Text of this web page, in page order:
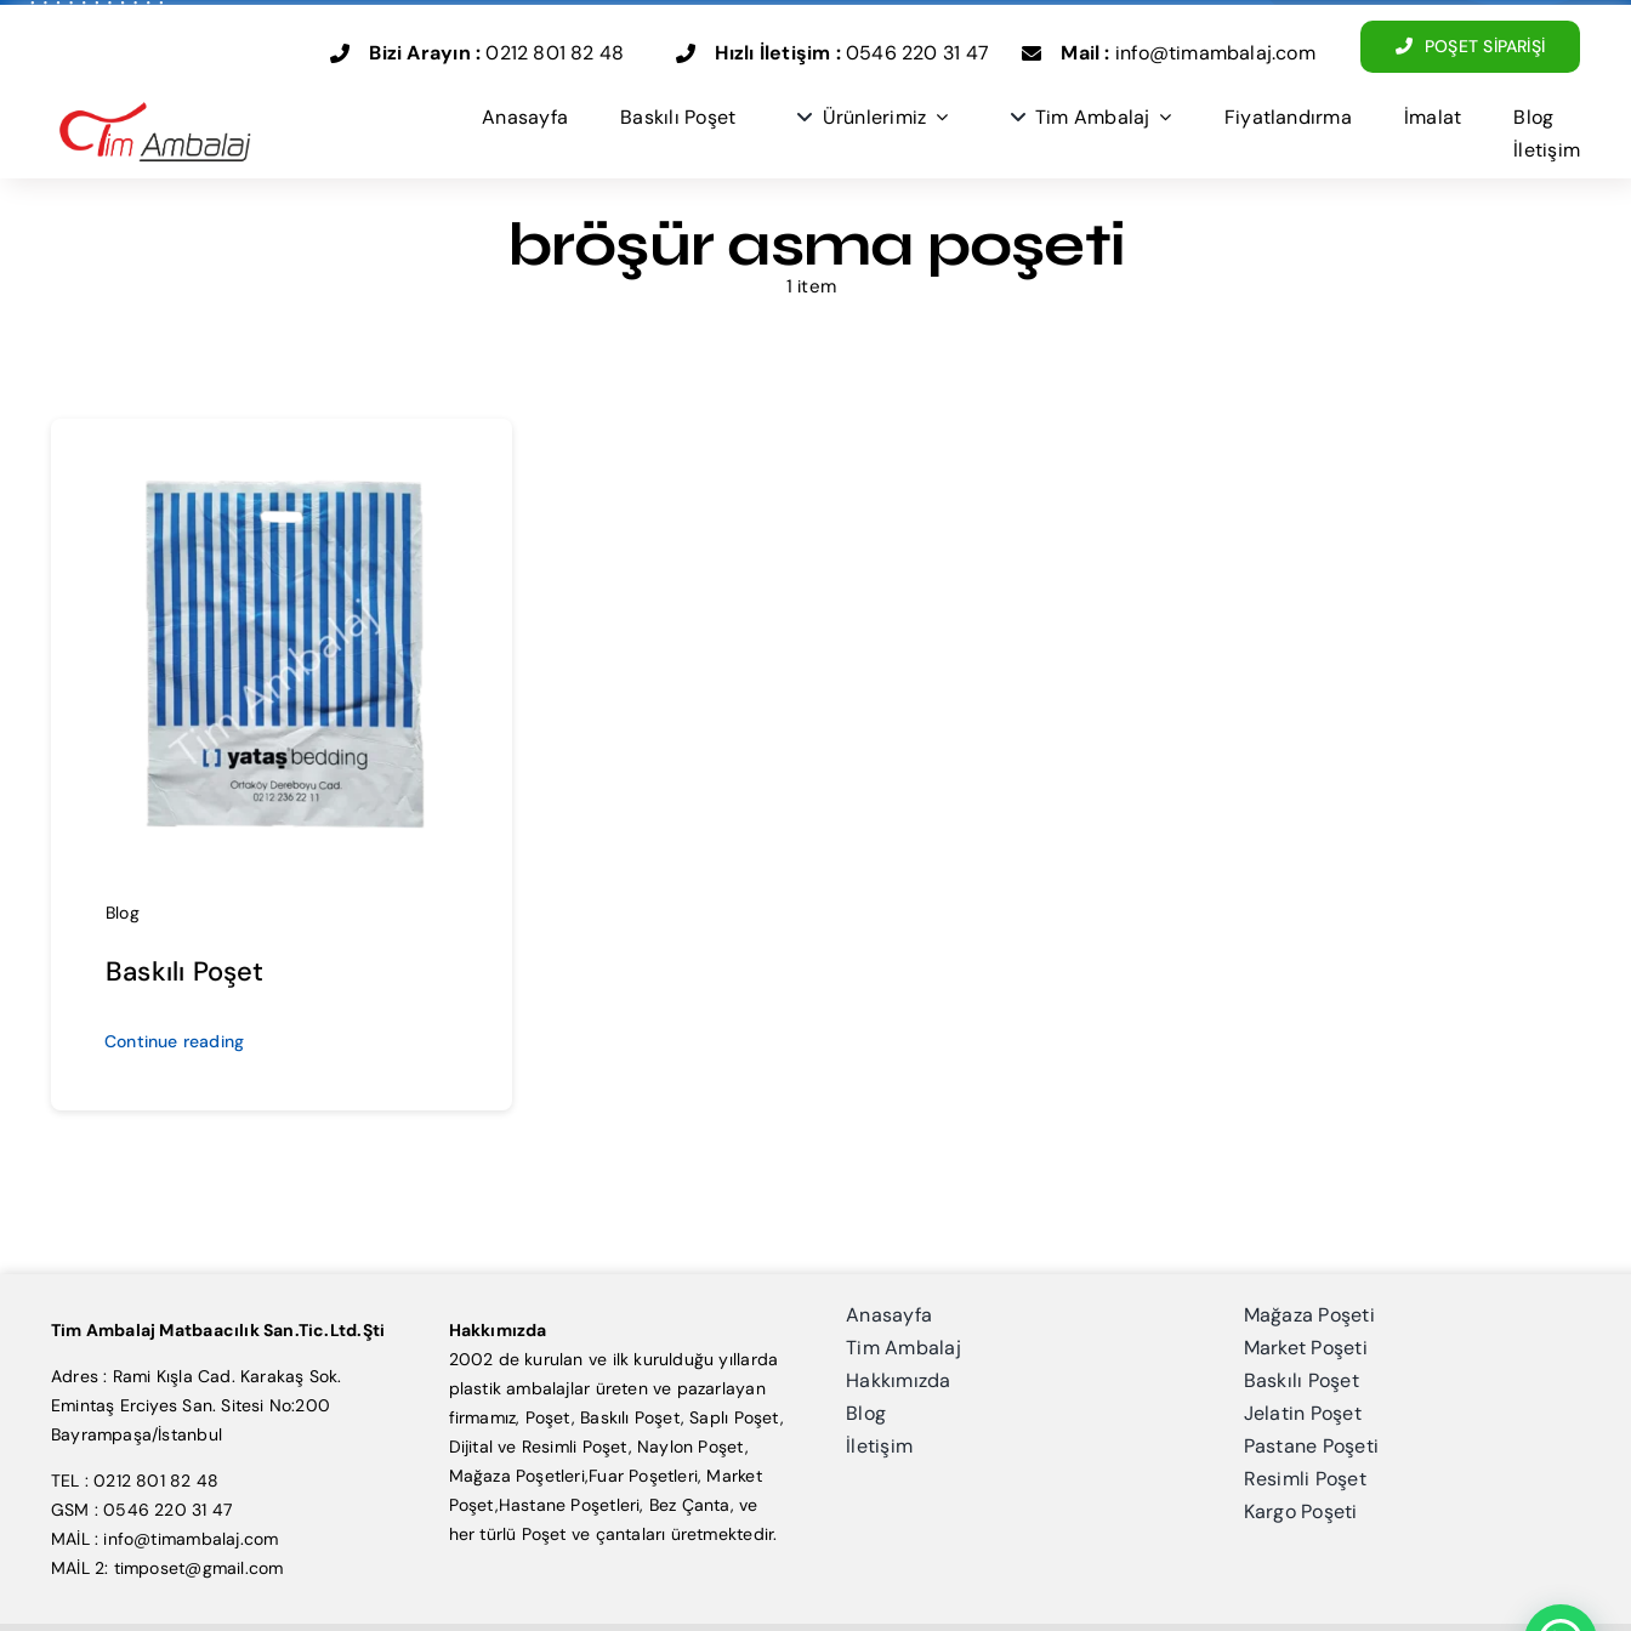
Bizi Arayın :0212 801 82 48 Hızlı İletişim :0546 220 31 47 Mail : info@timambalaj.com POŞET SİPARİŞİ
Anasayfa Baskılı Poşet Ürünlerimiz Tim Ambalaj Fiyatlandırma İmalat
Blog
İletişim
bröşür asma poşeti
1 item
Blog
Baskılı Poşet
Continue reading
Tim Ambalaj Matbaacılık San.Tic.Ltd.Şti
Adres : Rami Kışla Cad. Karakaş Sok.
Emintaş Erciyes San. Sitesi No:200
Bayrampaşa/İstanbul
TEL : 0212 801 82 48
GSM : 0546 220 31 47
MAİL : info@timambalaj.com
MAİL 2: timposet@gmail.com
Hakkımızda
2002 de kurulan ve ilk kurulduğu yıllarda
plastik ambalajlar üreten ve pazarlayan
firmamız, Poşet, Baskılı Poşet, Saplı Poşet,
Dijital ve Resimli Poşet, Naylon Poşet,
Mağaza Poşetleri,Fuar Poşetleri, Market
Poşet,Hastane Poşetleri, Bez Çanta, ve
her türlü Poşet ve çantaları üretmektedir.
Anasayfa
Tim Ambalaj
Hakkımızda
Blog
İletişim
Mağaza Poşeti
Market Poşeti
Baskılı Poşet
Jelatin Poşet
Pastane Poşeti
Resimli Poşet
Kargo Poşeti